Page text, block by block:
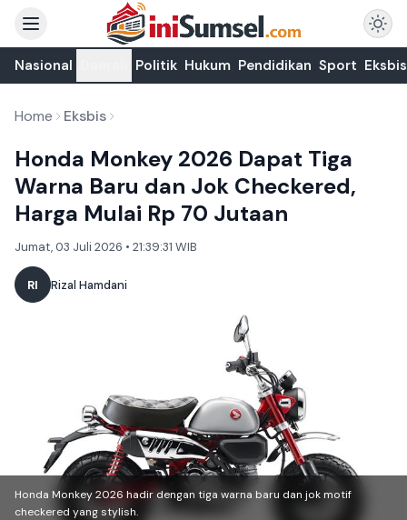
Nasional Politik Hukum Pendidikan Sport Eksbis
Home Eksbis
Honda Monkey 2026 Dapat Tiga
Warna Baru dan Jok Checkered,
Harga Mulai Rp 70 Jutaan
Jumat, 03 Juli 2026 • 21:39:31 WIB
RI Rizal Hamdani
Honda Monkey 2026 hadir dengan tiga warna baru dan jok motif
checkered yang stylish.